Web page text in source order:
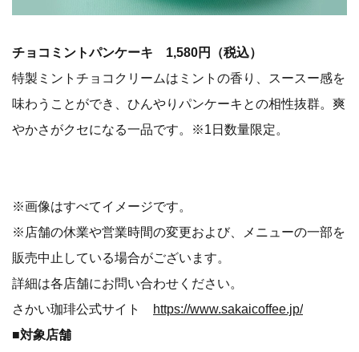
チョコミントパンケーキ 1,580円（税込）
特製ミントチョコクリームはミントの香り、スースー感を
味わうことができ、ひんやりパンケーキとの相性抜群。爽
やかさがクセになる一品です。※1日数量限定。
※画像はすべてイメージです。
※店舗の休業や営業時間の変更および、メニューの一部を
販売中止している場合がございます。
詳細は各店舗にお問い合わせください。
さかい珈琲公式サイト
https://www.sakaicoffee.jp/
■対象店舗